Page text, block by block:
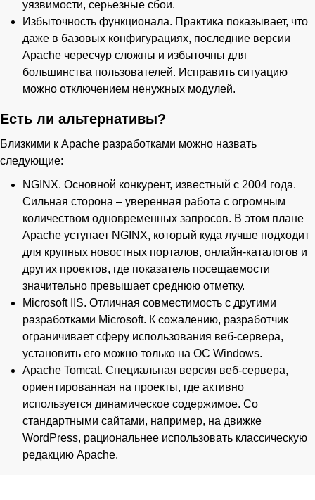
уязвимости, серьезные сбои.
Избыточность функционала. Практика показывает, что
даже в базовых конфигурациях, последние версии
Apache чересчур сложны и избыточны для
большинства пользователей. Исправить ситуацию
можно отключением ненужных модулей.
Есть ли альтернативы?
Близкими к Apache разработками можно назвать
следующие:
NGINX. Основной конкурент, известный с 2004 года.
Сильная сторона – уверенная работа с огромным
количеством одновременных запросов. В этом плане
Apache уступает NGINX, который куда лучше подходит
для крупных новостных порталов, онлайн-каталогов и
других проектов, где показатель посещаемости
значительно превышает среднюю отметку.
Microsoft IIS. Отличная совместимость с другими
разработками Microsoft. К сожалению, разработчик
ограничивает сферу использования веб-сервера,
установить его можно только на ОС Windows.
Apache Tomcat. Специальная версия веб-сервера,
ориентированная на проекты, где активно
используется динамическое содержимое. Со
стандартными сайтами, например, на движке
WordPress, рациональнее использовать классическую
редакцию Apache.